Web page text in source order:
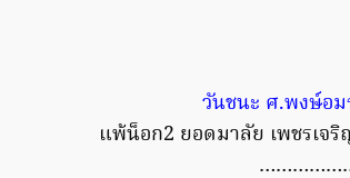
วันชนะ ศ.พงษ์อม
แพ้น็อก2 ยอดมาลัย เพชรเจ